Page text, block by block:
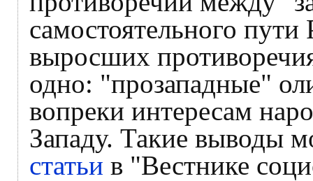
самостоятельного
выросших
одно: "прозападные"
вопреки интересам
Западу. Такие выводы
статьи в "Вестнике